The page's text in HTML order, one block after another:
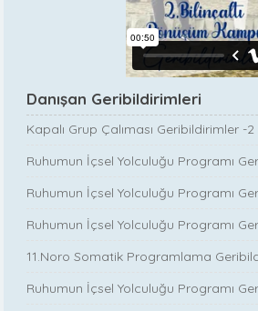
Danışan Geribildirimleri
Kapalı Grup Çalıması Geribildirimler -2
Ruhumun İçsel Yolculuğu Programı
Ruhumun İçsel Yolculuğu Programı
Ruhumun İçsel Yolculuğu Programı
11.Noro Somatik Programlama
Ruhumun İçsel Yolculuğu Programı